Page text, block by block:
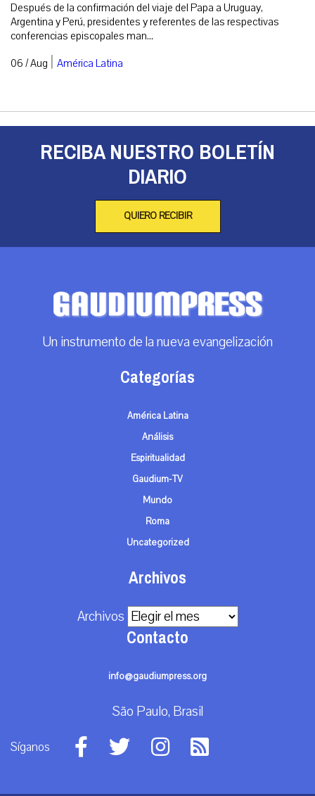
Después de la confirmación del viaje del Papa a Uruguay,
Argentina y Perú, presidentes y referentes de las respectivas
conferencias episcopales man...
06 / Aug | América Latina
RECIBA NUESTRO BOLETÍN
DIARIO
QUIERO RECIBIR
Un instrumento de la nueva evangelización
Categorías
América Latina
Análisis
Espiritualidad
Gaudium-TV
Mundo
Roma
Uncategorized
Archivos
Archivos
Contacto
info@gaudiumpress.org
São Paulo, Brasil
Síganos